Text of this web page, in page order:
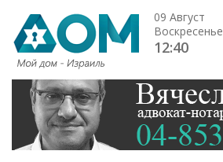
09 Август
Воскресенье
12:40